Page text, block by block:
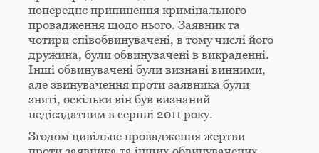
попереднє припинення кримінального
провадження щодо нього. Заявник та
чотири співобвинувачені, в тому числі його
дружина, були обвинувачені в викраденні.
Інші обвинувачені були визнані винними,
але звинувачення проти заявника були
зняті, оскільки він був визнаний
недієздатним в серпні 2011 року.
Згодом цивільне провадження жертви